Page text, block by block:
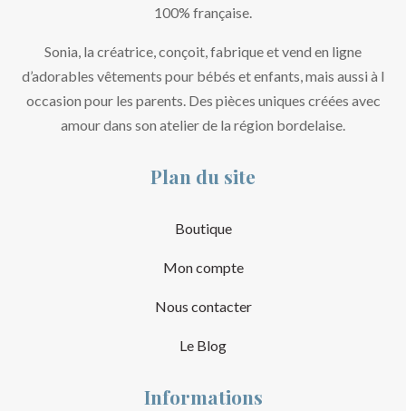
100% française.
Sonia, la créatrice, conçoit, fabrique et vend en ligne
d’adorables vêtements pour bébés et enfants, mais aussi à l
occasion pour les parents. Des pièces uniques créées avec
amour dans son atelier de la région bordelaise.
Plan du site
Boutique
Mon compte
Nous contacter
Le Blog
Informations